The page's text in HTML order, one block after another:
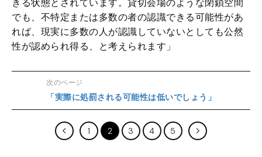
きる状態とされています。貸切会場のような閉鎖空間
でも、不特定または多数の者の認識できる可能性があ
れば、現実に多数の人が認識していないとしても公然
性が認められ得る、と考えられます」
次のページ
「実際に処罰される可能性は低いでしょう」
1 2 3 4 5